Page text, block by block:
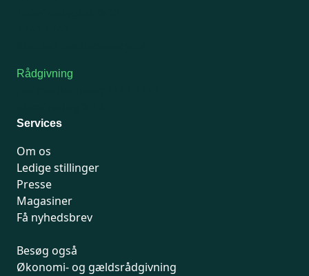
Rådgivning
Services
Om os
Ledige stillinger
Presse
Magasiner
Få nyhedsbrev
Besøg også
Økonomi- og gældsrådgivning